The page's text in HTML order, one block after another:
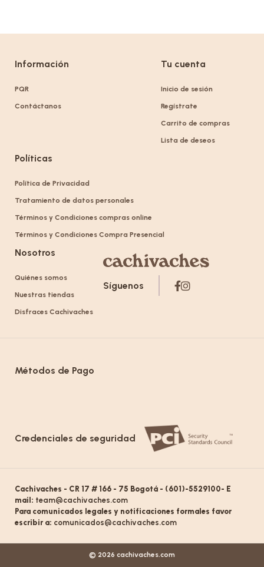
Información
PQR
Contáctanos
Tu cuenta
Inicio de sesión
Regístrate
Carrito de compras
Lista de deseos
Políticas
Política de Privacidad
Tratamiento de datos personales
Términos y Condiciones compras online
Términos y Condiciones Compra Presencial
Nosotros
Quiénes somos
Nuestras tiendas
Disfraces Cachivaches
Síguenos
Métodos de Pago
Credenciales de seguridad
Cachivaches - CR 17 # 166 - 75 Bogotá - (601)-5529100- E
mail: team@cachivaches.com
Para comunicados legales y notificaciones formales favor
escribir a: comunicados@cachivaches.com
© 2026 cachivaches.com